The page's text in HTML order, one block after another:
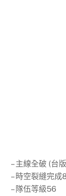
– 主線全破 (台
– 時空裂縫完成
– 隊伍等級56